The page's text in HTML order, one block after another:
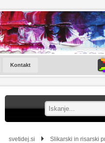
Kontakt
svetidej.si Slikarski in risarski